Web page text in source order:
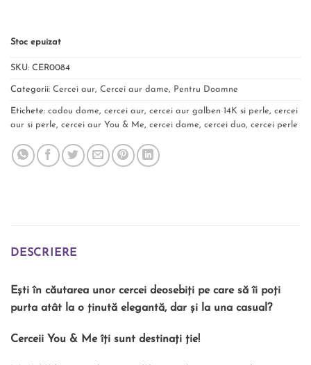
Stoc epuizat
SKU: CER0084
Categorii: Cercei aur, Cercei aur dame, Pentru Doamne
Etichete: cadou dame, cercei aur, cercei aur galben 14K si perle, cercei
aur si perle, cercei aur You & Me, cercei dame, cercei duo, cercei perle
DESCRIERE
Ești în căutarea unor cercei deosebiți pe care să îi poți
purta atât la o ținută elegantă, dar și la una casual?
Cerceii You & Me îți sunt destinați ție!